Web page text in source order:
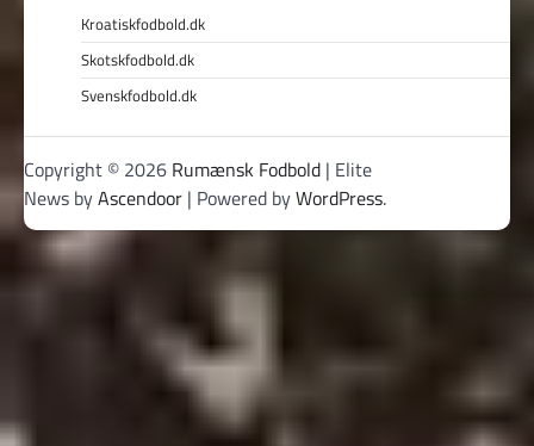
Kroatiskfodbold.dk
Skotskfodbold.dk
Svenskfodbold.dk
Copyright © 2026 Rumænsk Fodbold | Elite
News byAscendoor | Powered byWordPress.